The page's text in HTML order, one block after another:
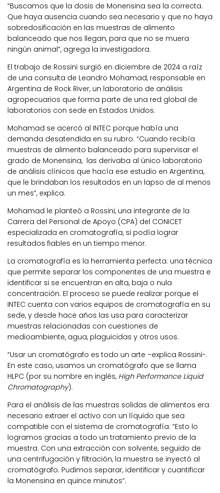
“Buscamos que la dosis de Monensina sea la correcta.
Que haya ausencia cuando sea necesario y que no haya
sobredosificación en las muestras de alimento
balanceado que nos llegan, para que no se muera
ningún animal”, agrega la investigadora.
El trabajo de Rossini surgió en diciembre de 2024 a raíz
de una consulta de Leandro Mohamad, responsable en
Argentina de Rock River, un laboratorio de análisis
agropecuarios que forma parte de una red global de
laboratorios con sede en Estados Unidos.
Mohamad se acercó al INTEC porque había una
demanda desatendida en su rubro: “Cuando recibía
muestras de alimento balanceado para supervisar el
grado de Monensina, las derivaba al único laboratorio
de análisis clínicos que hacía ese estudio en Argentina,
que le brindaban los resultados en un lapso de al menos
un mes”, explica.
Mohamad le planteó a Rossini, una integrante de la
Carrera del Personal de Apoyo (CPA) del CONICET
especializada en cromatografía, si podía lograr
resultados fiables en un tiempo menor.
La cromatografía es la herramienta perfecta: una técnica
que permite separar los componentes de una muestra e
identificar si se encuentran en alta, baja o nula
concentración. El proceso se puede realizar porque el
INTEC cuenta con varios equipos de cromatografía en su
sede, y desde hace años las usa para caracterizar
muestras relacionadas con cuestiones de
medioambiente, agua, plaguicidas y otros usos.
“Usar un cromatógrafo es todo un arte –explica Rossini-.
En este caso, usamos un cromatógrafo que se llama
HLPC (por su nombre en inglés, High Performance Liquid
Chromatography).
Para el análisis de las muestras solidas de alimentos era
necesario extraer el activo con un líquido que sea
compatible con el sistema de cromatografía: “Esto lo
logramos gracias a todo un tratamiento previo de la
muestra. Con una extracción con solvente, seguido de
una centrifugación y filtración, la muestra se inyectó al
cromatógrafo. Pudimos separar, identificar y cuantificar
la Monensina en quince minutos”.